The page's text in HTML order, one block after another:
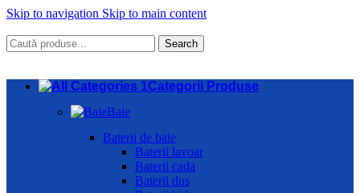
Skip to navigation Skip to main content
Search
Categorii Produse
Baie
Baterii de baie
Baterii lavoar
Baterii cada
Baterii dus